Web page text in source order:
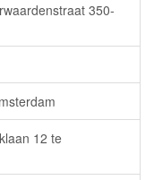
350-
12 te